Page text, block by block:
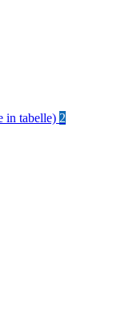
in tabelle) 2